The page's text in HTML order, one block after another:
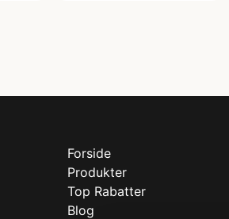
Forside
Produkter
Top Rabatter
Blog